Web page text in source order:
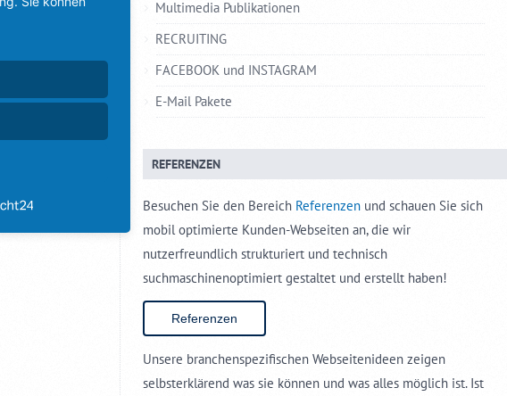
Multimedia Publikationen
RECRUITING
FACEBOOK und INSTAGRAM
E-Mail Pakete
REFERENZEN
Besuchen Sie den Bereich Referenzen und schauen Sie sich
mobil optimierte Kunden-Webseiten an, die wir
nutzerfreundlich strukturiert und technisch
suchmaschinenoptimiert gestaltet und erstellt haben!
Referenzen
Unsere branchenspezifischen Webseitenideen zeigen
selbsterklärend was sie können und was alles möglich ist. Ist